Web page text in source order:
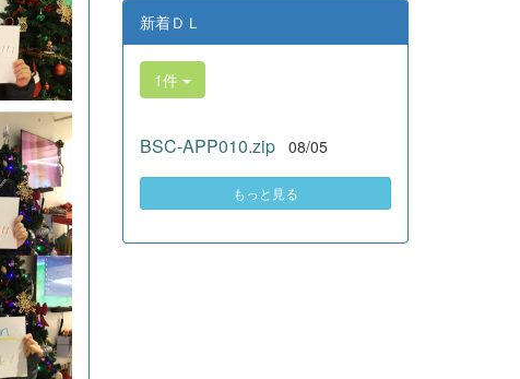
を引っ張る頼もしい姿に、誇らし
さでいっぱいです。 教養科生、ど
んどん外へ飛び出そう！ その温か
い心と行動力を磨き、世界を笑顔
見をもとに、BSC部員のプログラ
ミングチームがデバッグ（不具合
修正）から新機能の実装までを行
いました。今回のアップデートで
は、ビジネス計算・簿記・ビジネ
務分析・ビジネスコミュニケーシ
の更新プログラムを一挙にリリー
スしました。 具体的には、各検
新着ＤＬ
1件
BSC-APP010.zip 08/05
もっと見る